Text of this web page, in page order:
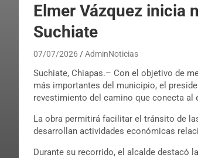
Elmer Vázquez inicia
Suchiate
07/07/2026 AdminNoticias
Suchiate, Chiapas.– Con el objetivo de
más importantes del municipio, el
revestimiento del camino que conecta al
La obra permitirá facilitar el tránsito de
desarrollan actividades económicas
Durante su recorrido, el alcalde destacó